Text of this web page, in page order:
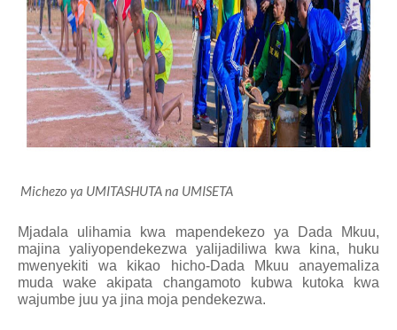
Michezo ya UMITASHUTA na UMISETA
Mjadala ulihamia kwa mapendekezo ya Dada Mkuu,
majina yaliyopendekezwa yalijadiliwa kwa kina, huku
mwenyekiti wa kikao hicho-Dada Mkuu anayemaliza
muda wake akipata changamoto kubwa kutoka kwa
wajumbe juu ya jina moja pendekezwa.